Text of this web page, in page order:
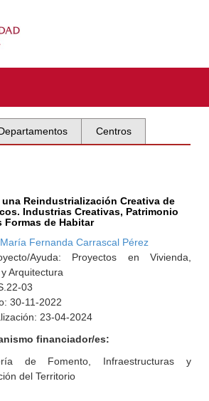
Centros
Reindustrialización Creativa de
Industrias Creativas, Patrimonio
Formas de Habitar
María Fernanda Carrascal Pérez
Ayuda: Proyectos en Vivienda,
Arquitectura
03
30-11-2022
23-04-2024
financiador/es:
de Fomento, Infraestructuras y
del Territorio